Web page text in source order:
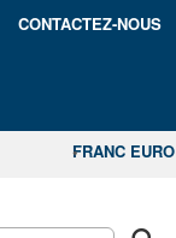
CONTACTEZ-NOUS
FRANC EURO